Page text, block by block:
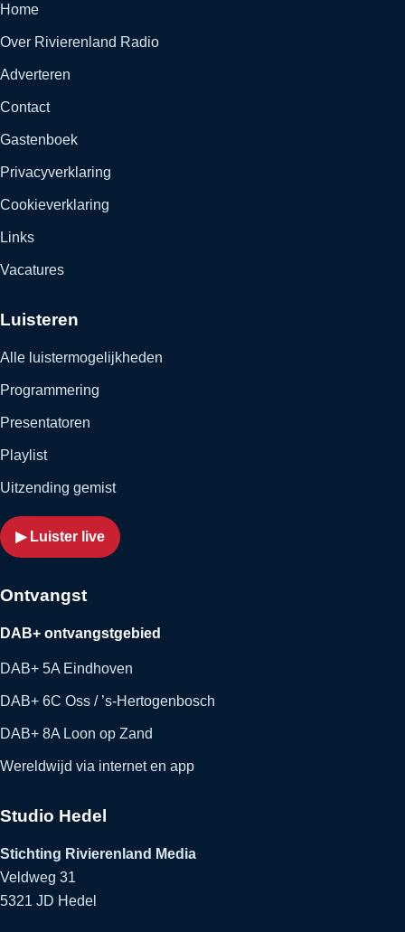
Home
Over Rivierenland Radio
Adverteren
Contact
Gastenboek
Privacyverklaring
Cookieverklaring
Links
Vacatures
Luisteren
Alle luistermogelijkheden
Programmering
Presentatoren
Playlist
Uitzending gemist
▶ Luister live
Ontvangst
DAB+ ontvangstgebied
DAB+ 5A Eindhoven
DAB+ 6C Oss / ’s-Hertogenbosch
DAB+ 8A Loon op Zand
Wereldwijd via internet en app
Studio Hedel
Stichting Rivierenland Media
Veldweg 31
5321 JD Hedel